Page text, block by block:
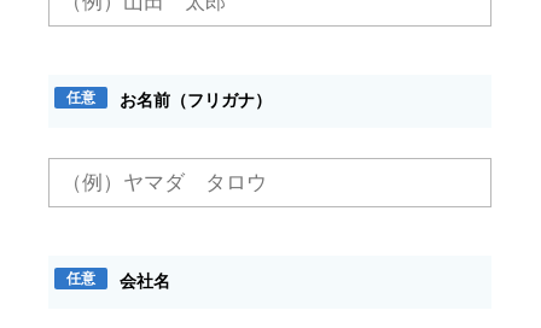
任意 お名前（フリガナ）
任意 会社名